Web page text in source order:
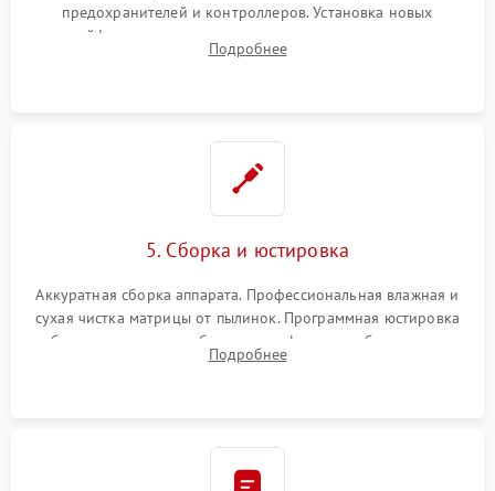
предохранителей и контроллеров. Установка новых
шлейфов, дисплея, механизма затвора или двигателя
автофокуса. Восстановление геометрии тубуса объектива
Подробнее
5. Сборка и юстировка
Аккуратная сборка аппарата. Профессиональная влажная и
сухая чистка матрицы от пылинок. Программная юстировка
рабочего отрезка, калибровка автофокуса, стабилизатора и
экспозамера с помощью сервисного ПО.
Подробнее